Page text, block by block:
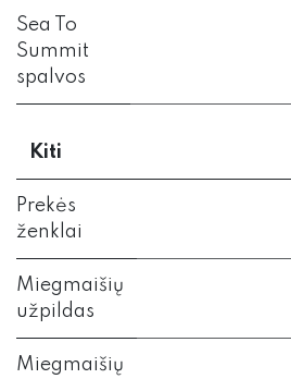
Sea To
Summit
spalvos
Kiti
Prekės
ženklai
Miegmaišių
užpildas
Miegmaišių